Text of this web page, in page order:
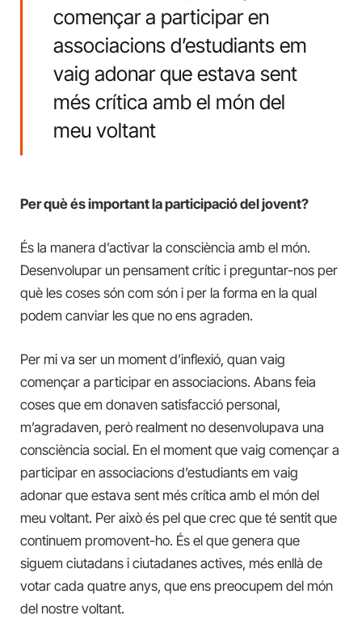
començar a participar en
associacions d’estudiants em
vaig adonar que estava sent
més crítica amb el món del
meu voltant
Per què és important la participació del jovent?
És la manera d’activar la consciència amb el món.
Desenvolupar un pensament crític i preguntar-nos per
què les coses són com són i per la forma en la qual
podem canviar les que no ens agraden.
Per mi va ser un moment d’inflexió, quan vaig
començar a participar en associacions. Abans feia
coses que em donaven satisfacció personal,
m’agradaven, però realment no desenvolupava una
consciència social. En el moment que vaig començar a
participar en associacions d’estudiants em vaig
adonar que estava sent més crítica amb el món del
meu voltant. Per això és pel que crec que té sentit que
continuem promovent-ho. És el que genera que
siguem ciutadans i ciutadanes actives, més enllà de
votar cada quatre anys, que ens preocupem del món
del nostre voltant.